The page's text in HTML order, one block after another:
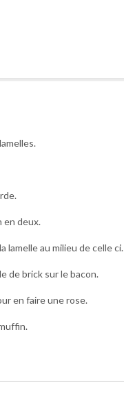
en deux.
lamelle au milieu de celle ci.
de brick sur le bacon.
en faire une rose.